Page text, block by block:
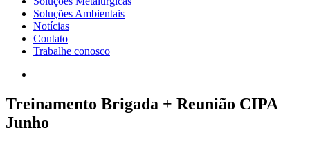
Soluções Ambientais
Notícias
Contato
Trabalhe conosco
Treinamento Brigada + Reunião CIPA
Junho